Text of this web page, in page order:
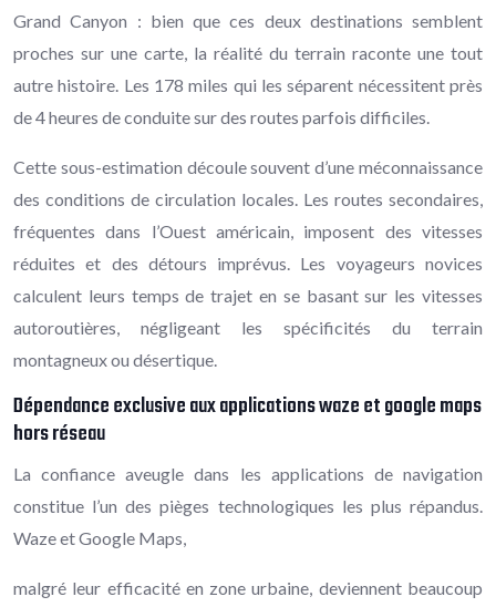
Grand Canyon : bien que ces deux destinations semblent
proches sur une carte, la réalité du terrain raconte une tout
autre histoire. Les 178 miles qui les séparent nécessitent près
de 4 heures de conduite sur des routes parfois difficiles.
Cette sous-estimation découle souvent d’une méconnaissance
des conditions de circulation locales. Les routes secondaires,
fréquentes dans l’Ouest américain, imposent des vitesses
réduites et des détours imprévus. Les voyageurs novices
calculent leurs temps de trajet en se basant sur les vitesses
autoroutières, négligeant les spécificités du terrain
montagneux ou désertique.
Dépendance exclusive aux applications waze et google maps
hors réseau
La confiance aveugle dans les applications de navigation
constitue l’un des pièges technologiques les plus répandus.
Waze et Google Maps,
malgré leur efficacité en zone urbaine, deviennent beaucoup